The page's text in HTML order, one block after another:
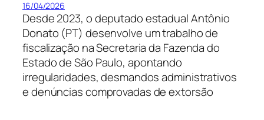
16/04/2026
Desde 2023, o deputado estadual Antônio
Donato (PT) desenvolve um trabalho de
fiscalização na Secretaria da Fazenda do
Estado de São Paulo, apontando
irregularidades, desmandos administrativos
e denúncias comprovadas de extorsão